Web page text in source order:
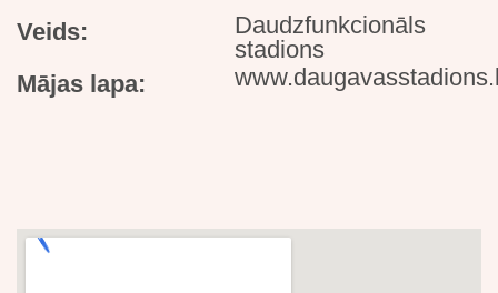
Veids:
Daudzfunkcionāls
stadions
Mājas lapa: